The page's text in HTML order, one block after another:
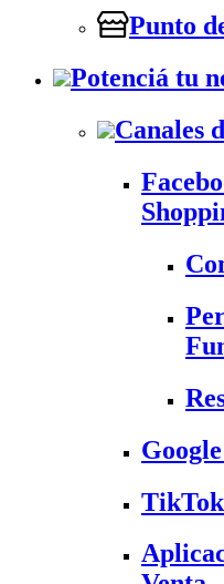
Punto
Potenciá tu
Canales
TikTok